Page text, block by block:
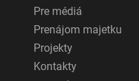
Pre médiá
Prenájom majetku
Projekty
Kontakty